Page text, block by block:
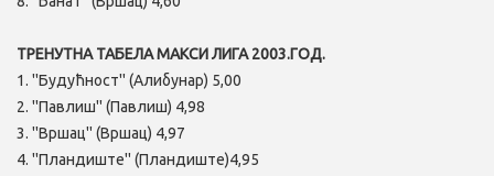
ТРЕНУТНА ТАБЕЛА МАКСИ ЛИГА 2003.ГОД.
1. ''Будућност'' (Алибунар) 5,00
2. ''Павлиш'' (Павлиш) 4,98
3. ''Вршац'' (Вршац) 4,97
4. ''Пландиште'' (Пландиште)4,95